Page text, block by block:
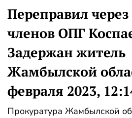
Переправил
членов ОПГ
Задержан житель
Жамбылской
февраля 2023,
Прокуратура Жамбылской